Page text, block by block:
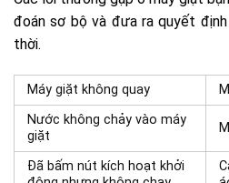
đoán sơ bộ và đưa ra quyết định
thời.
Máy giặt không quay
Nước không chảy vào máy
giặt
Đã bấm nút kích hoạt khởi